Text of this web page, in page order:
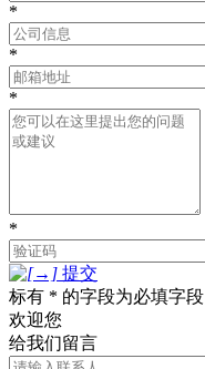
*
*
*
*
提交
标有 * 的字段为必填字段
欢迎您
给我们留言